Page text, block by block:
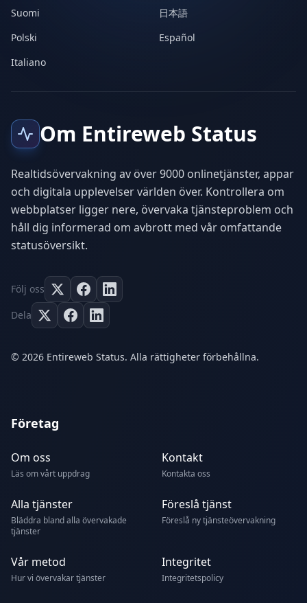
Suomi
日本語
Polski
Español
Italiano
Om Entireweb Status
Realtidsövervakning av över 9000 onlinetjänster, appar
och digitala upplevelser världen över. Kontrollera om
webbplatser ligger nere, övervaka tjänsteproblem och
håll dig informerad om avbrott med vår omfattande
statusöversikt.
Följ oss
Dela
© 2026 Entireweb Status. Alla rättigheter förbehållna.
Företag
Om oss
Läs om vårt uppdrag
Kontakt
Kontakta oss
Alla tjänster
Bläddra bland alla övervakade
tjänster
Föreslå tjänst
Föreslå ny tjänsteövervakning
Vår metod
Hur vi övervakar tjänster
Integritet
Integritetspolicy